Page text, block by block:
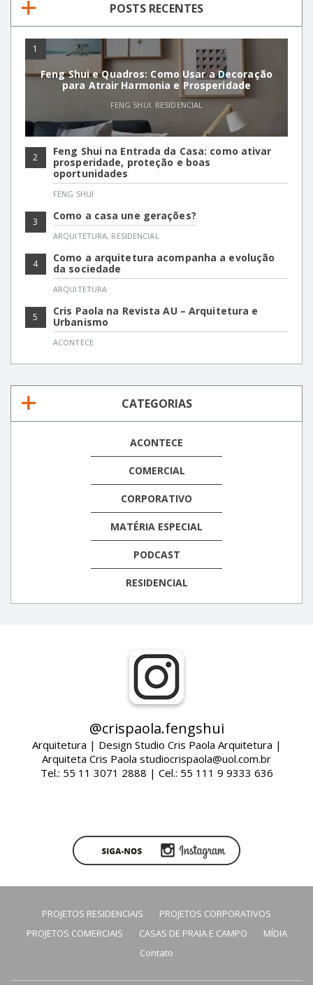
POSTS RECENTES
1
Feng Shui e Quadros: Como Usar a Decoração
para Atrair Harmonia e Prosperidade
FENG SHUI, RESIDENCIAL
2
Feng Shui na Entrada da Casa: como ativar
prosperidade, proteção e boas
oportunidades
FENG SHUI
3 Como a casa une gerações?
ARQUITETURA, RESIDENCIAL
4
Como a arquitetura acompanha a evolução
da sociedade
ARQUITETURA
5
Cris Paola na Revista AU – Arquitetura e
Urbanismo
ACONTECE
CATEGORIAS
ACONTECE
COMERCIAL
CORPORATIVO
MATÉRIA ESPECIAL
PODCAST
RESIDENCIAL
@crispaola.fengshui
Arquitetura | Design Studio Cris Paola Arquitetura |
Arquiteta Cris Paola studiocrispaola@uol.com.br
Tel.: 55 11 3071 2888 | Cel.: 55 111 9 9333 636
PROJETOS RESIDENCIAIS
PROJETOS CORPORATIVOS
PROJETOS COMERCIAIS
CASAS DE PRAIA E CAMPO
MÍDIA
Contato